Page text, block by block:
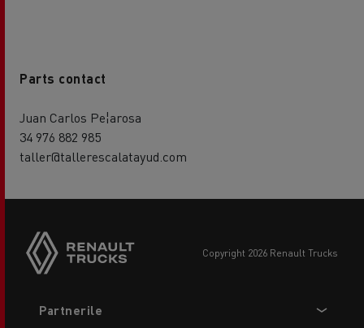
Parts contact
Juan Carlos Pe¦arosa
34 976 882 985
taller@tallerescalatayud.com
copyright 2026 Renault Trucks
menu
Partnerile